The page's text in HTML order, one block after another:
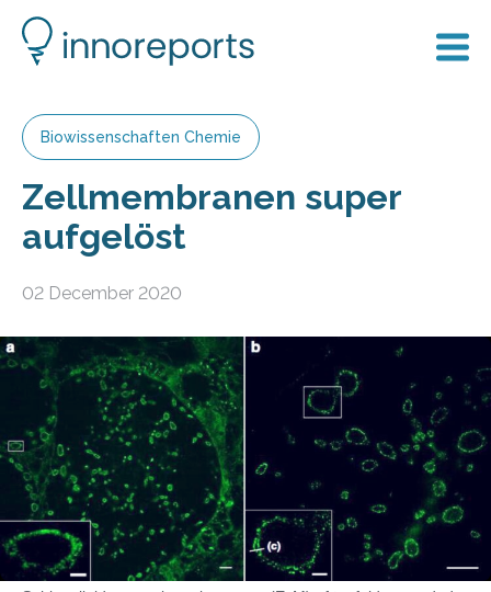
Biowissenschaften Chemie
Zellmembranen super
aufgelöst
02 December 2020